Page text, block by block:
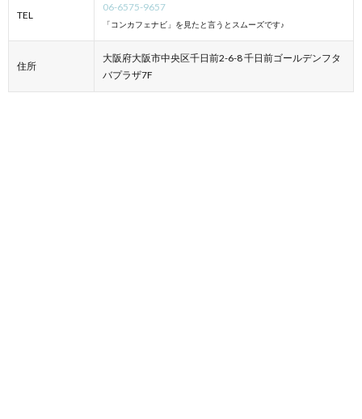
TEL
06-6575-9657
「コンカフェナビ」を見たと言うとスムーズです♪
住所
大阪府大阪市中央区千日前2-6-8 千日前ゴールデンフタ
バプラザ7F